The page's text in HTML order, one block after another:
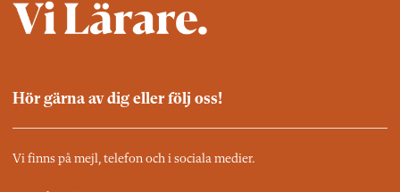
Hör gärna av dig eller följ oss!
Vi finns på mejl, telefon och i sociala medier.